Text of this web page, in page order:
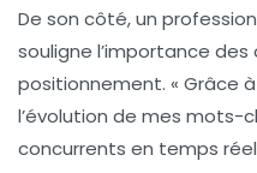
De son côté, un
souligne l’importance des
positionnement. « Grâce à
l’évolution de mes mots-
concurrents en temps